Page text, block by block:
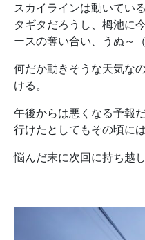
スカイラインは動いてい
タギタだろうし、栂池に
ースの奪い合い、うぬ～（
何だか動きそうな天気な
ける。
午後からは悪くなる予報
行けたとしてもその頃に
悩んだ末に次回に持ち越